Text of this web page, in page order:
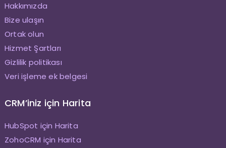
Hakkımızda
Bize ulaşın
Ortak olun
Hizmet Şartları
Gizlilik politikası
Veri işleme ek belgesi
CRM’iniz için Harita
HubSpot için Harita
ZohoCRM için Harita